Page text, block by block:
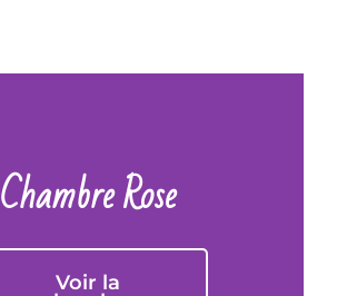
Chambre Rose
Voir la